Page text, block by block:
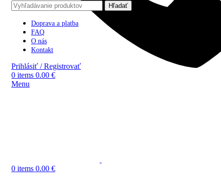
Hľadať
Doprava a platba
FAQ
O nás
Kontakt
Prihlásiť / Registrovať
0 items 0.00 €
Menu
0 items 0.00 €